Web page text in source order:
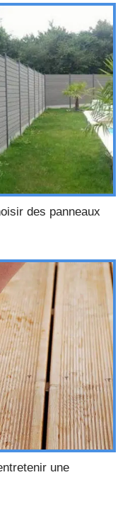
des panneaux
une